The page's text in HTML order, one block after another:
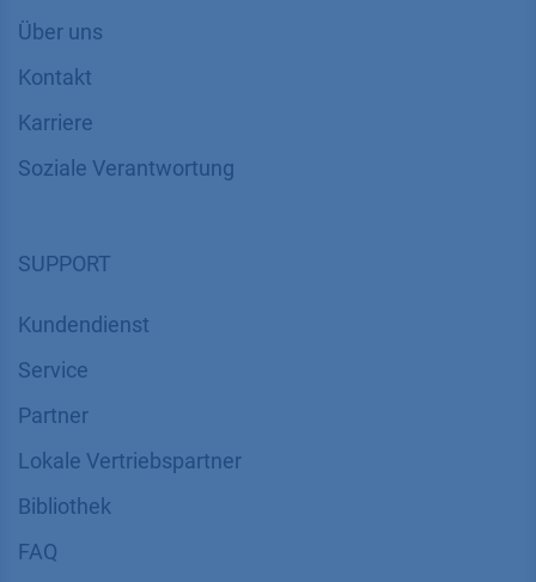
Über uns
Kontakt
Karriere
Soziale Verantwortung
SUPPORT
Kundendienst
Service
Partner
Lokale Vertriebspartner
Bibliothek
FAQ